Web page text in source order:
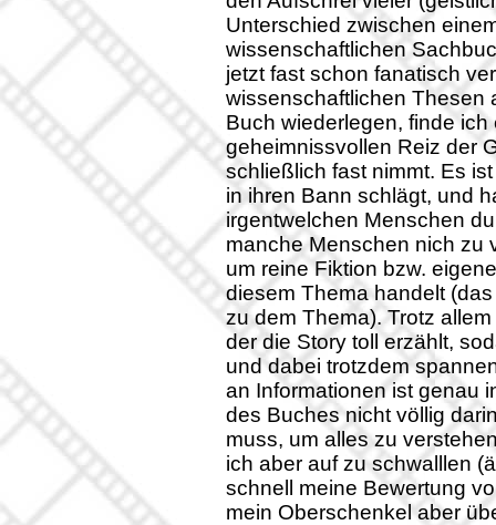
Unterschied zwischen
wissenschaftlichen
jetzt fast schon fanatisch
wissenschaftlichen Thesen
Buch wiederlegen, finde
geheimnissvollen Reiz der
schließlich fast nimmt. Es
in ihren Bann schlägt, und
irgentwelchen Menschen
manche Menschen nich zu
um reine Fiktion bzw.
diesem Thema handelt
zu dem Thema). Trotz
der die Story toll erzählt,
und dabei trotzdem
an Informationen ist genau
des Buches nicht völlig
muss, um alles zu
ich aber auf zu schwalllen
schnell meine Bewertung
mein Oberschenkel aber